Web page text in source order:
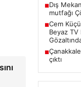
■Dış
mutfağı
■Cem
Beyaz TV
■
çıktı